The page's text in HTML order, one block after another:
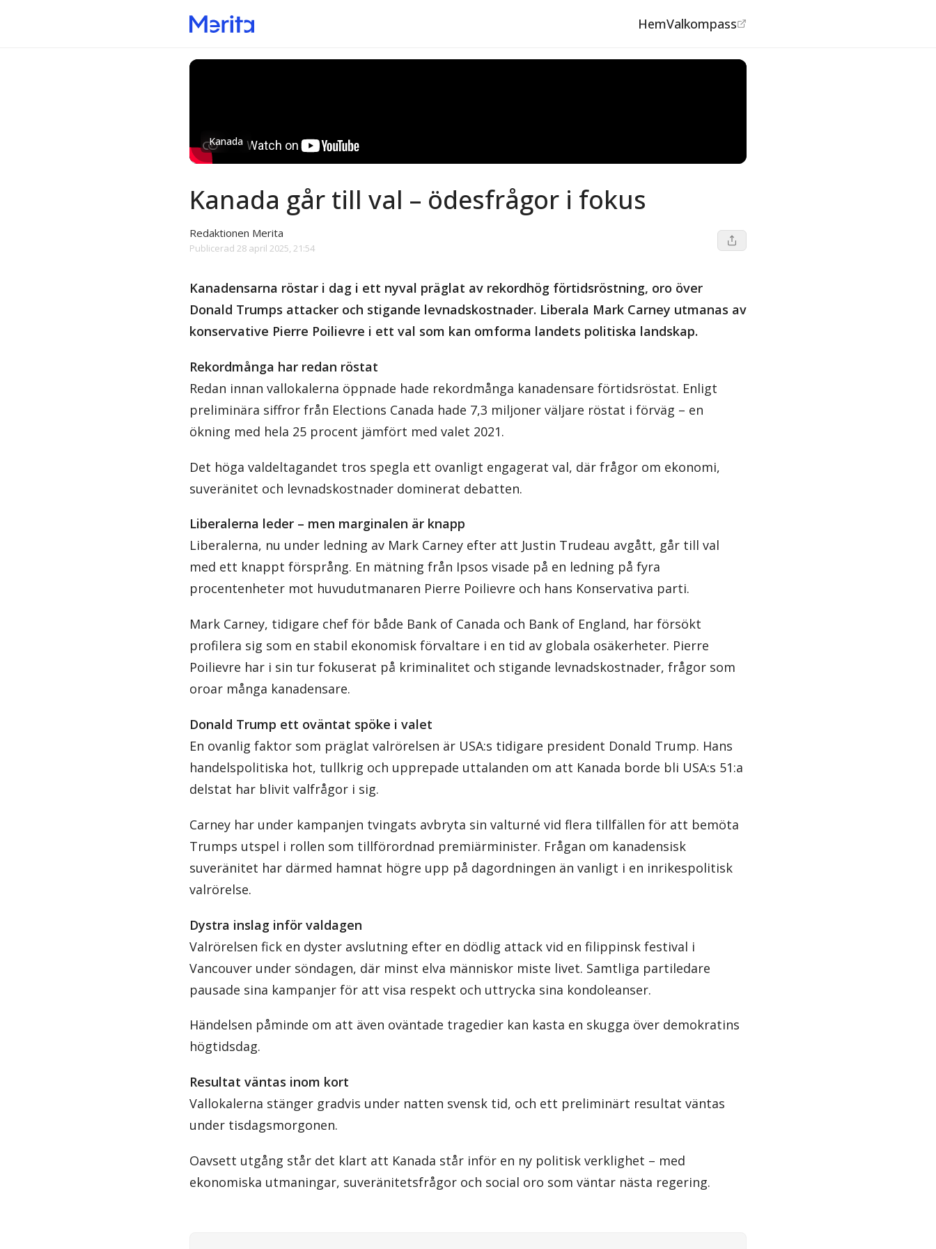
HemValkompass
Kanada
Kanada går till val – ödesfrågor i fokus
Redaktionen Merita
Publicerad 28 april 2025, 21:54
Kanadensarna röstar i dag i ett nyval präglat av rekordhög förtidsröstning, oro över
Donald Trumps attacker och stigande levnadskostnader. Liberala Mark Carney utmanas av
konservative Pierre Poilievre i ett val som kan omforma landets politiska landskap.
Rekordmånga har redan röstat
Redan innan vallokalerna öppnade hade rekordmånga kanadensare förtidsröstat. Enligt
preliminära siffror från Elections Canada hade 7,3 miljoner väljare röstat i förväg – en
ökning med hela 25 procent jämfört med valet 2021.
Det höga valdeltagandet tros spegla ett ovanligt engagerat val, där frågor om ekonomi,
suveränitet och levnadskostnader dominerat debatten.
Liberalerna leder – men marginalen är knapp
Liberalerna, nu under ledning av Mark Carney efter att Justin Trudeau avgått, går till val
med ett knappt försprång. En mätning från Ipsos visade på en ledning på fyra
procentenheter mot huvudutmanaren Pierre Poilievre och hans Konservativa parti.
Mark Carney, tidigare chef för både Bank of Canada och Bank of England, har försökt
profilera sig som en stabil ekonomisk förvaltare i en tid av globala osäkerheter. Pierre
Poilievre har i sin tur fokuserat på kriminalitet och stigande levnadskostnader, frågor som
oroar många kanadensare.
Donald Trump ett oväntat spöke i valet
En ovanlig faktor som präglat valrörelsen är USA:s tidigare president Donald Trump. Hans
handelspolitiska hot, tullkrig och upprepade uttalanden om att Kanada borde bli USA:s 51:a
delstat har blivit valfrågor i sig.
Carney har under kampanjen tvingats avbryta sin valturné vid flera tillfällen för att bemöta
Trumps utspel i rollen som tillförordnad premiärminister. Frågan om kanadensisk
suveränitet har därmed hamnat högre upp på dagordningen än vanligt i en inrikespolitisk
valrörelse.
Dystra inslag inför valdagen
Valrörelsen fick en dyster avslutning efter en dödlig attack vid en filippinsk festival i
Vancouver under söndagen, där minst elva människor miste livet. Samtliga partiledare
pausade sina kampanjer för att visa respekt och uttrycka sina kondoleanser.
Händelsen påminde om att även oväntade tragedier kan kasta en skugga över demokratins
högtidsdag.
Resultat väntas inom kort
Vallokalerna stänger gradvis under natten svensk tid, och ett preliminärt resultat väntas
under tisdagsmorgonen.
Oavsett utgång står det klart att Kanada står inför en ny politisk verklighet – med
ekonomiska utmaningar, suveränitetsfrågor och social oro som väntar nästa regering.